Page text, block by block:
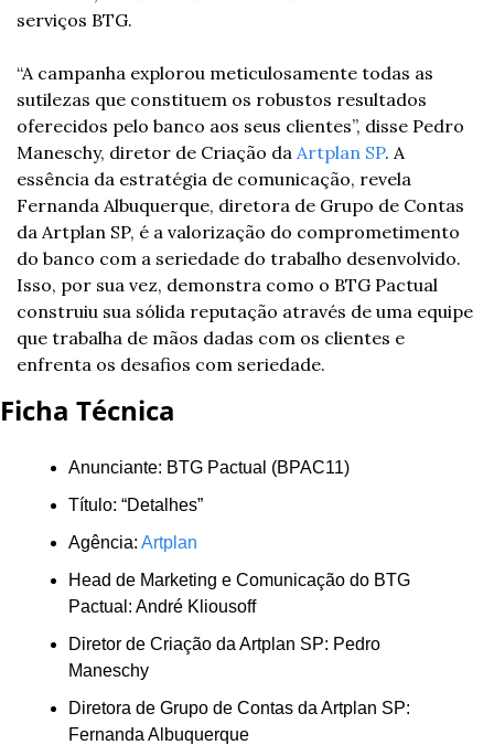
serviços BTG.
“A campanha explorou meticulosamente todas as
sutilezas que constituem os robustos resultados
oferecidos pelo banco aos seus clientes”, disse Pedro
Maneschy, diretor de Criação da Artplan SP. A
essência da estratégia de comunicação, revela
Fernanda Albuquerque, diretora de Grupo de Contas
da Artplan SP, é a valorização do comprometimento
do banco com a seriedade do trabalho desenvolvido.
Isso, por sua vez, demonstra como o BTG Pactual
construiu sua sólida reputação através de uma equipe
que trabalha de mãos dadas com os clientes e
enfrenta os desafios com seriedade.
Ficha Técnica
Anunciante: BTG Pactual (BPAC11)
Título: “Detalhes”
Agência: Artplan
Head de Marketing e Comunicação do BTG
Pactual: André Kliousoff
Diretor de Criação da Artplan SP: Pedro
Maneschy
Diretora de Grupo de Contas da Artplan SP:
Fernanda Albuquerque